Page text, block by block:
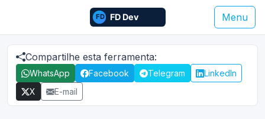
Menu
Compartilhe esta ferramenta:
WhatsApp Facebook Telegram
LinkedIn
X
E-mail